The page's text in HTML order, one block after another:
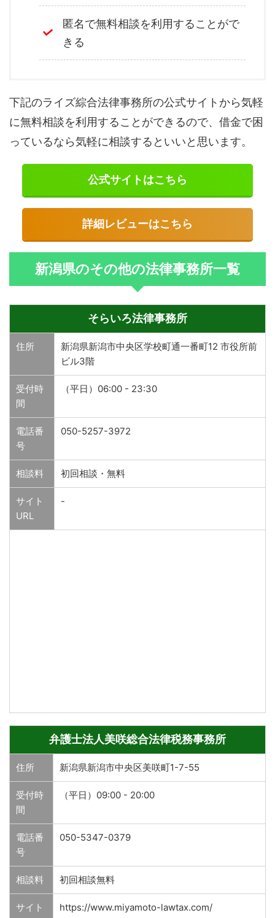
匿名で無料相談を利用することがで
きる
下記のライズ綜合法律事務所の公式サイトから気軽
に無料相談を利用することができるので、借金で困
っているなら気軽に相談するといいと思います。
公式サイトはこちら
詳細レビューはこちら
新潟県のその他の法律事務所一覧
そらいろ法律事務所
住所
新潟県新潟市中央区学校町通一番町12 市役所前
ビル3階
受付時
間
（平日）06:00 - 23:30
電話番
号
050-5257-3972
相談料 初回相談・無料
サイト
URL
-
弁護士法人美咲総合法律税務事務所
住所 新潟県新潟市中央区美咲町1-7-55
受付時
間
（平日）09:00 - 20:00
電話番
号
050-5347-0379
相談料 初回相談無料
サイト
https://www.miyamoto-lawtax.com/